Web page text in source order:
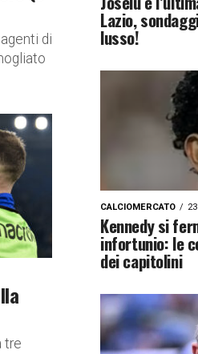
di
tre
Lazio,
lusso!
CALCIOMERCATO
Kennedy si
infortunio: le
dei capitolini